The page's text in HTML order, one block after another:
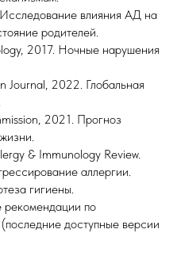
влияния АД на
родителей.
2017. Ночные нарушения
Journal, 2022. Глобальная
2021. Прогноз
& Immunology Review.
аллергии.
гигиены.
рекомендации по
доступные версии